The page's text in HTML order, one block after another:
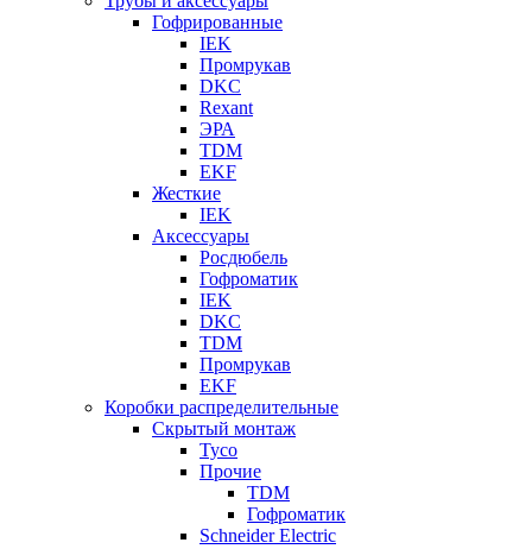
Гофрированные
IEK
Промрукав
DKC
Rexant
ЭРА
TDM
EKF
Жесткие
IEK
Аксессуары
Росдюбель
Гофроматик
IEK
DKC
TDM
Промрукав
EKF
Коробки распределительные
Скрытый монтаж
Tyco
Прочие
TDM
Гофроматик
Schneider Electric